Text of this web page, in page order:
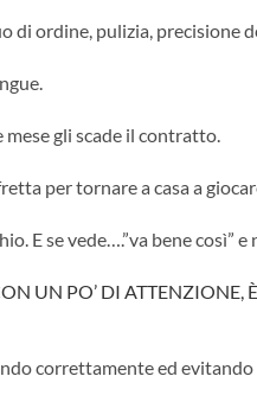
di ordine, pulizia, precisione
gli scade il contratto.
per tornare a casa a
E se vede….”va bene così”
UN PO’ DI ATTENZIONE,
correttamente ed evitando